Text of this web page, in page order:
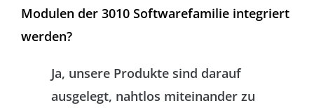
Modulen der 3010 Softwarefamilie integriert
werden?
Ja, unsere Produkte sind darauf
ausgelegt, nahtlos miteinander zu